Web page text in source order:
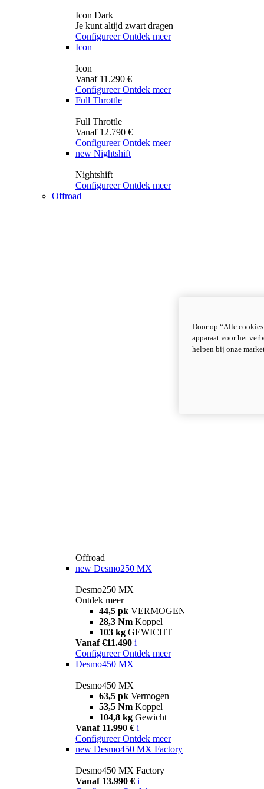
Icon Dark
Je kunt altijd zwart dragen
Configureer Ontdek meer
Icon
Icon
Vanaf 11.290 €
Configureer Ontdek meer
Full Throttle
Full Throttle
Vanaf 12.790 €
Configureer Ontdek meer
new Nightshift
Nightshift
Configureer Ontdek meer
Offroad
Offroad
new Desmo250 MX
Desmo250 MX
Ontdek meer
44,5 pk VERMOGEN
28,3 Nm Koppel
103 kg GEWICHT
Vanaf €11.490 i
Configureer Ontdek meer
Desmo450 MX
Desmo450 MX
63,5 pk Vermogen
53,5 Nm Koppel
104,8 kg Gewicht
Vanaf 11.990 € i
Configureer Ontdek meer
new Desmo450 MX Factory
Desmo450 MX Factory
Vanaf 13.990 € i
Door op “Alle
apparaat voor het
helpen bij onze